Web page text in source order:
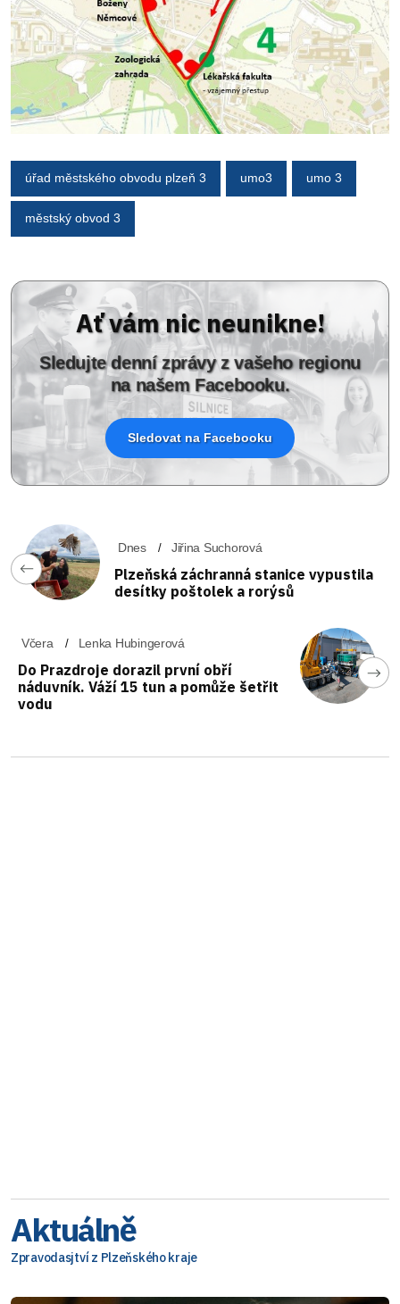
úřad městského obvodu plzeň 3 umo3 umo 3
městský obvod 3
Ať vám nic neunikne!
Sledujte denní zprávy z vašeho regionu
na našem Facebooku.
Sledovat na Facebooku
Dnes Jiřina Suchorová
Plzeňská záchranná stanice vypustila
desítky poštolek a rorýsů
Včera Lenka Hubingerová
Do Prazdroje dorazil první obří
náduvník. Váží 15 tun a pomůže šetřit
vodu
Aktuálně
Zpravodasjtví z Plzeňského kraje